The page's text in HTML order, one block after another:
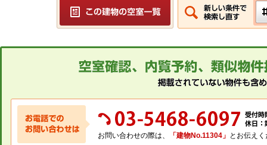
お問い合わせの際は、 「建物No.11304」 とお伝え